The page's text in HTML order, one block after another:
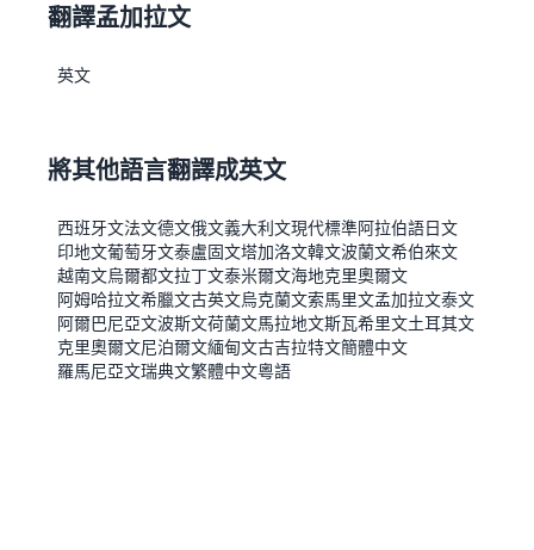
翻譯孟加拉文
英文
將其他語言翻譯成英文
西班牙文法文德文俄文義大利文現代標準阿拉伯語日文
印地文葡萄牙文泰盧固文塔加洛文韓文波蘭文希伯來文
越南文烏爾都文拉丁文泰米爾文海地克里奧爾文
阿姆哈拉文希臘文古英文烏克蘭文索馬里文孟加拉文泰文
阿爾巴尼亞文波斯文荷蘭文馬拉地文斯瓦希里文土耳其文
克里奧爾文尼泊爾文緬甸文古吉拉特文簡體中文
羅馬尼亞文瑞典文繁體中文粵語